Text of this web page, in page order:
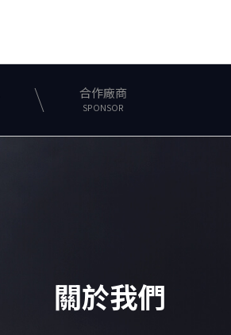
合作廠商
SPONSOR
關於我們